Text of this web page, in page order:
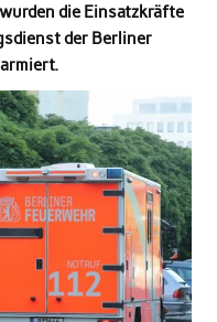
die Einsatzkräfte
der Berliner